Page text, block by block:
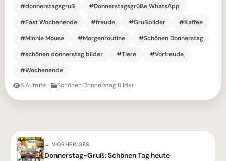
#donnerstagsgruß
#Donnerstagsgrüße WhatsApp
#Fast Wochenende
#freude #Grußbilder
#Kaffee
#Minnie Mouse
#Morgenroutine
#Schönen Donnerstag
#schönen donnerstag bilder
#Tiere
#Vorfreude
#Wochenende
8 Aufrufe · Schönen Donnerstag Bilder
← VORHERIGES
Donnerstag-Gruß: Schönen Tag heute